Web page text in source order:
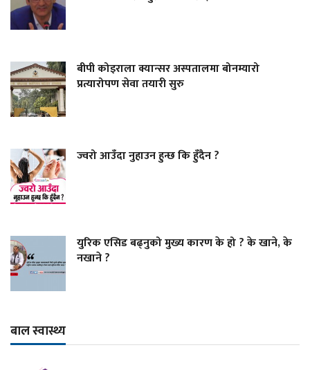
बीपी कोइराला क्यान्सर अस्पतालमा बोनम्यारो
प्रत्यारोपण सेवा तयारी सुरु
ज्वरो आउँदा नुहाउन हुन्छ कि हुँदैन ?
युरिक एसिड बढ्नुको मुख्य कारण के हो ? के खाने, के
नखाने ?
बाल स्वास्थ्य